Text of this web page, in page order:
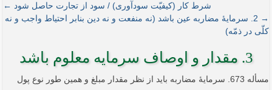
شرط کار (کیفیّت سودآوری) / سود از تجارت حاصل شود ←
→ 2. سرمایۀ مضاربه عین باشد (نه منفعت و نه دین بنابر احتیاط واجب و نه
کلّی در ذمّه)
3. مقدار و اوصاف سرمایه معلوم باشد
مسأله 673. سرمایۀ مضاربه باید از نظر مقدار مبلغ و همین طور نوع پول